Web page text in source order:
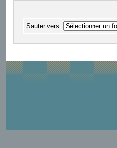
Sauter vers: